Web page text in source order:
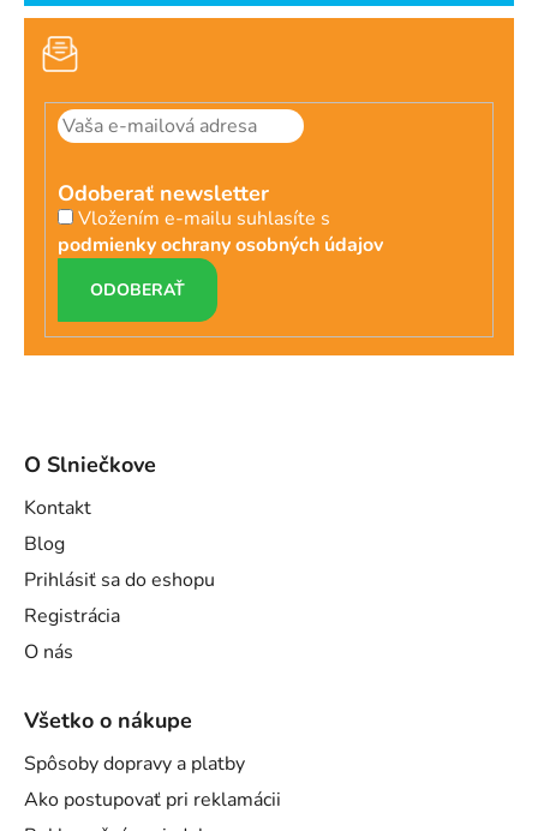
Odoberať newsletter
Vložením e-mailu suhlasíte s
podmienky ochrany osobných údajov
PRIHLÁSIŤ
SA
O Slniečkove
Kontakt
Blog
Prihlásiť sa do eshopu
Registrácia
O nás
Všetko o nákupe
Spôsoby dopravy a platby
Ako postupovať pri reklamácii